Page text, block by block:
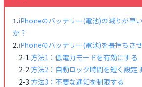
iPhoneのバッテリー(電池)の減りが早
か？
iPhoneのバッテリー(電池)を長持ちさせ
方法1：低電力モードを有効にする
方法2：自動ロック時間を短く設定
方法3：不要な通知を制限する